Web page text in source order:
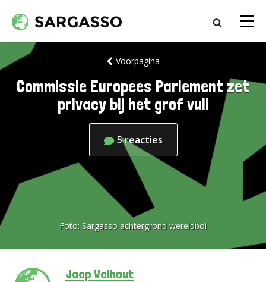
Voorpagina
Commissie Europees Parlement zet
privacy bij het grof vuil
5reacties
Foto: Sargasso achtergrond wereldbol
Jaap Walhout